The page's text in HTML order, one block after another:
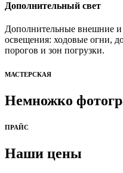
Дополнительный свет
Дополнительные внешние
освещения: ходовые огни,
порогов и зон погрузки.
МАСТЕРСКАЯ
Немножко
ПРАЙС
Наши цены